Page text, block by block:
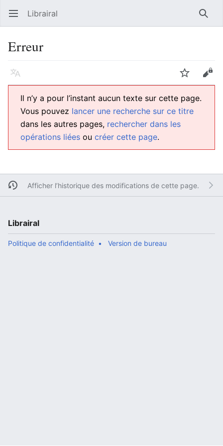
Ouvrir le menu principal Librairal
Erreur
Langue Suivre
Il n’y a pour l’instant aucun texte sur cette page.
Vous pouvez lancer une recherche sur ce titre
dans les autres pages, rechercher dans les
opérations liées ou créer cette page.
Afficher l’historique des modifications de cette page.
Librairal
Politique de confidentialité Version de bureau